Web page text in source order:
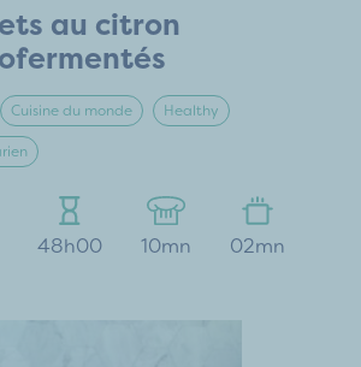
au citron
Cuisine du monde Healthy
48h00 10mn 02mn